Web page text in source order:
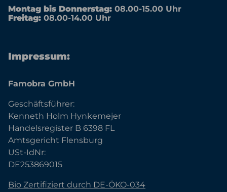
Montag bis Donnerstag: 08.00-15.00 Uhr
Freitag: 08.00-14.00 Uhr
Impressum:
Famobra GmbH
Geschäftsführer:
Kenneth Holm Hynkemejer
Handelsregister B 6398 FL
Amtsgericht Flensburg
USt-IdNr:
DE253869015
Bio Zertifiziert durch DE-ÖKO-034